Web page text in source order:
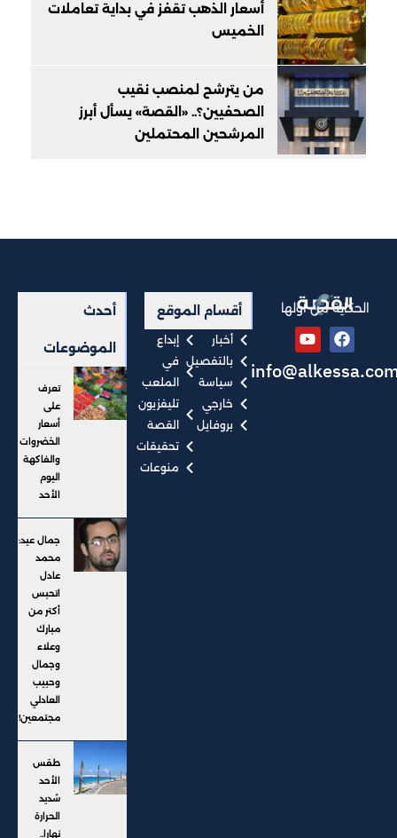
أسعار الذهب تقفز في بداية تعاملات
الخميس
من يترشح لمنصب نقيب
الصحفيين؟.. «القصة» يسأل أبرز
المرشحين المحتملين
الحكاية من أولها أقسام الموقع
أخبار
بالتفصيل
سياسة
خارجي
بروفايل
إبداع
في
الملعب
تليفزيون
القصة
تحقيقات
منوعات
أحدث
الموضوعات
تعرف
على
أسعار
الخضروات
والفاكهة
اليوم
الأحد
جمال عيد:
محمد
عادل
اتحبس
أكتر من
مبارك
وعلاء
وجمال
وحبيب
العادلي
مجتمعين!
طقس
الأحد
شديد
الحرارة
نهارا..